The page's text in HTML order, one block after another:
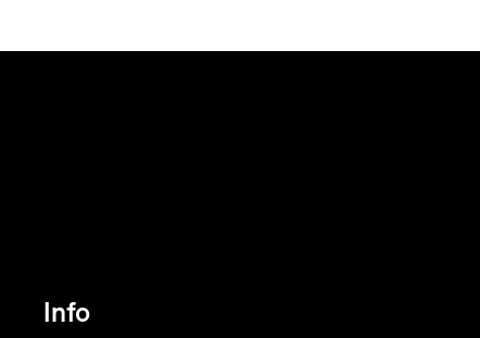
Info